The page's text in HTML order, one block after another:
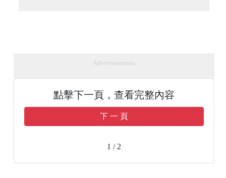
Advertisements
點擊下一頁，查看完整內容
下 一 頁
1 / 2